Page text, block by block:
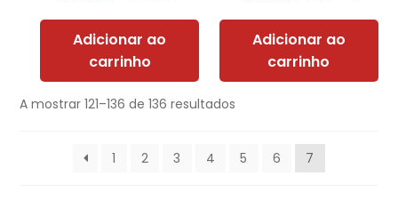
Adicionar ao
carrinho
Adicionar ao
carrinho
A mostrar 121–136 de 136 resultados
1 2 3 4 5 6 7